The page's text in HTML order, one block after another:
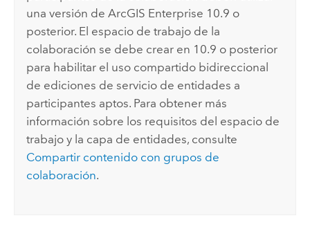
una versión deArcGIS Enterprise 10.9 o
posterior. El espacio de trabajo de la
colaboración se debe crear en 10.9 o posterior
para habilitar el uso compartido bidireccional
de ediciones de servicio de entidades a
participantes aptos. Para obtener más
información sobre los requisitos del espacio de
trabajo y la capa de entidades, consulte
Compartir contenido con grupos de
colaboración.